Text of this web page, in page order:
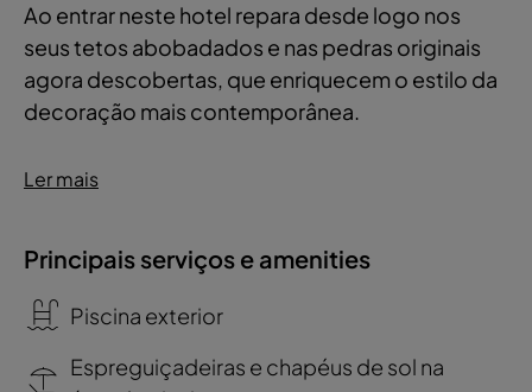
Ao entrar neste hotel repara desde logo nos
seus tetos abobadados e nas pedras originais
agora descobertas, que enriquecem o estilo da
decoração mais contemporânea.
Ler mais
Principais serviços e amenities
Piscina exterior
Espreguiçadeiras e chapéus de sol na